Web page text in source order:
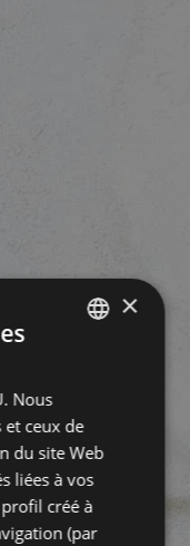
FRENCH
×
Nous
ceux de
du site Web
liées à vos
créé à
(par